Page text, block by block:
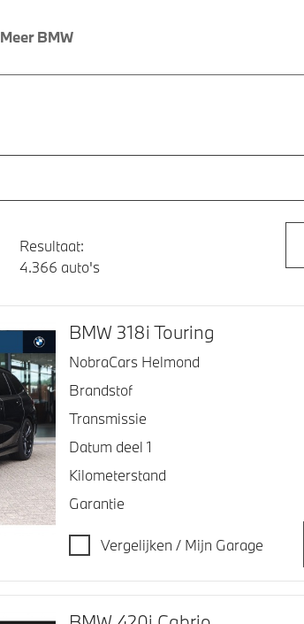
Meer BMW
Resultaat:
BMW 318i Touring
NobraCars Helmond
Brandstof
Transmissie
Datum deel 1
Kilometerstand
Garantie
Vergelijken / Mijn Garage